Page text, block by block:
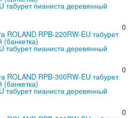
табурет пианиста деревянный
0
табурет пианиста деревянный
0
табурет пианиста деревянный
0